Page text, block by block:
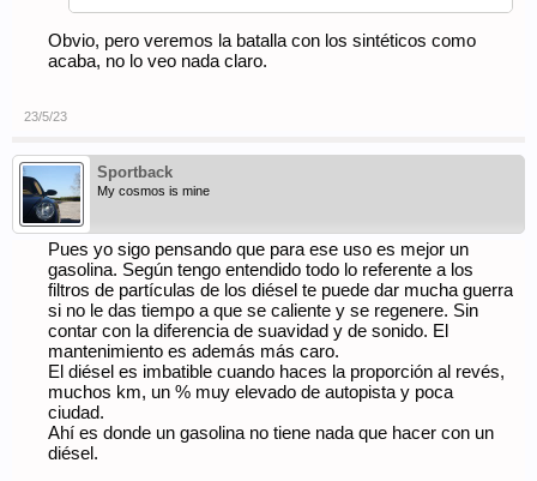
Obvio, pero veremos la batalla con los sintéticos como
acaba, no lo veo nada claro.
23/5/23
Sportback
My cosmos is mine
Pues yo sigo pensando que para ese uso es mejor un
gasolina. Según tengo entendido todo lo referente a los
filtros de partículas de los diésel te puede dar mucha guerra
si no le das tiempo a que se caliente y se regenere. Sin
contar con la diferencia de suavidad y de sonido. El
mantenimiento es además más caro.
El diésel es imbatible cuando haces la proporción al revés,
muchos km, un % muy elevado de autopista y poca
ciudad.
Ahí es donde un gasolina no tiene nada que hacer con un
diésel.